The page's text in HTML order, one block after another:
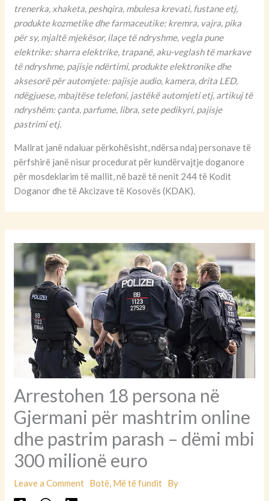
trenerka, xhaketa, peshqira, mbulesa krevati, fustane etj,
produkte kozmetike dhe farmaceutike: kremra, vajra, pika
për sy, mjaltë mjekësor, ilaçe të ndryshme, vegla pune
elektrike: sharra elektrike, trapanë, aku-veglash të markave
të ndryshme, pajisje ndërtimi, produkte elektronike dhe
aksesorë për automjete: pajisje audio, kamera, drita LED,
ndëgjuese, mbajtëse telefoni, jastëkë automjeti etj, artikuj të
ndryshëm: çanta, parfume, libra, sete pedikyri, pajisje
pastrimi etj.
Mallrat janë ndaluar përkohësisht, ndërsa ndaj personave të
përfshirë janë nisur procedurat për kundërvajtje doganore
për mosdeklarim të mallit, në bazë të nenit 244 të Kodit
Doganor dhe të Akcizave të Kosovës (KDAK).
Arrestohen 18 persona në
Gjermani për mashtrim online
dhe pastrim parash – dëmi mbi
300 milionë euro
Leave a Comment Botë Më të fundit By